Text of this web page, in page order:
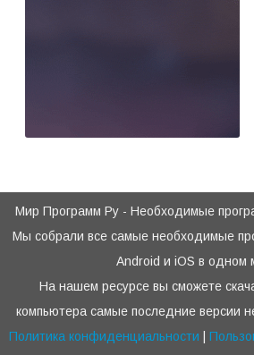
Мир Программ Ру - Необходимые
Мы собрали все самые необходимые
Android и iOS в одном
На нашем ресурсе вы сможете
компьютера самые последние версии
Политика конфиденциальности